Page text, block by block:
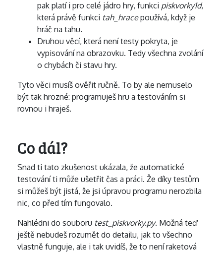
pak platí i pro celé jádro hry, funkci piskvorky1d,
která právě funkci tah_hracepoužívá, když je
hráč na tahu.
Druhou věcí, která není testy pokryta, je
vypisování na obrazovku. Tedy všechna zvolání
o chybách či stavu hry.
Tyto věci musíš ověřit ručně. To by ale nemuselo
být tak hrozné: programuješ hru a testováním si
rovnou i hraješ.
Co dál?
Snad ti tato zkušenost ukázala, že automatické
testování ti může ušetřit čas a práci. Že díky testům
si můžeš být jistá, že jsi úpravou programu nerozbila
nic, co před tím fungovalo.
Nahlédni do souboru test_piskvorky.py. Možná teď
ještě nebudeš rozumět do detailu, jak to všechno
vlastně funguje, ale i tak uvidíš, že to není raketová